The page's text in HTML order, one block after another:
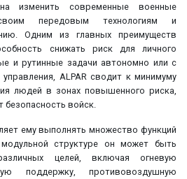
изменить современные военные
передовым технологиям и
Одним из главных преимуществ
снижать риск для личного
и рутинные задачи автономно или с
ALPAR сводит к минимуму
людей в зонах повышенного риска,
войск.
ему выполнять множество функций
структуре он может быть
целей, включая огневую
поддержку, противовоздушную